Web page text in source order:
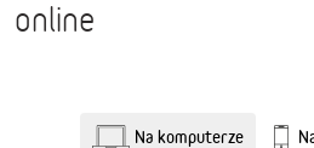
online
Na komputerze